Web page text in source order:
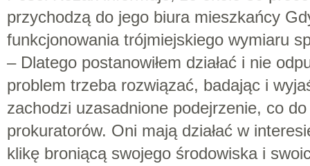
przychodzą do jego biura mieszkańcy
funkcjonowania trójmiejskiego wymiaru
– Dlatego postanowiłem działać i nie
problem trzeba rozwiązać, badając i
zachodzi uzasadnione podejrzenie, co
prokuratorów. Oni mają działać w
klikę broniącą swojego środowiska i